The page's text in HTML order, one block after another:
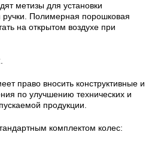
метизы для установки
Полимерная порошковая
на открытом воздухе при
право вносить конструктивные и
по улучшению технических и
продукции.
комплектом колес: